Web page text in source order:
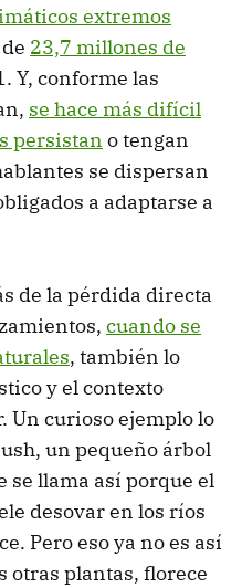
extremos
23,7 millones de
Y, conforme las
se hace más difícil
persistan o tengan
se dispersan
a adaptarse a
de la pérdida directa
cuando se
, también lo
y el contexto
Un curioso ejemplo lo
un pequeño árbol
se llama así porque el
desovar en los ríos
Pero eso ya no es así
otras plantas, florece